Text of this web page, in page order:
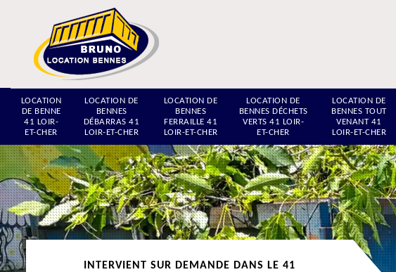
LOCATION
DE BENNE
41 LOIR-
ET-CHER
LOCATION DE
BENNES
DÉBARRAS 41
LOIR-ET-CHER
LOCATION DE
BENNES
FERRAILLE 41
LOIR-ET-CHER
LOCATION DE
BENNES DÉCHETS
VERTS 41 LOIR-
ET-CHER
LOCATION DE
BENNES TOUT
VENANT 41
LOIR-ET-CHER
INTERVIENT SUR DEMANDE DANS LE 41